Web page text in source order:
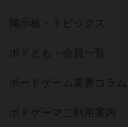
掲示板・トピックス
ボドとも・会員一覧
ボードゲーム業界コラム
ボドゲーマご利用案内